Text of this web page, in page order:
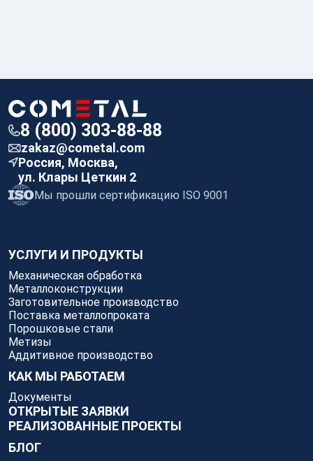
8 (800) 303-88-88
zakaz@cometal.com
Россия, Москва,
ул. Клары Цеткин 2
Мы прошли сертификацию ISO 9001
УСЛУГИ И ПРОДУКТЫ
Механическая обработка
Металлоконструкции
Заготовительное производство
Поставка металлопроката
Порошковые стали
Метизы
Аддитивное производство
КАК МЫ РАБОТАЕМ
Документы
ОТКРЫТЫЕ ЗАЯВКИ
РЕАЛИЗОВАННЫЕ ПРОЕКТЫ
БЛОГ